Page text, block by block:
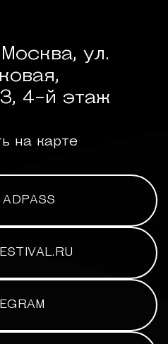
Москва, ул.
4-й этаж
на карте